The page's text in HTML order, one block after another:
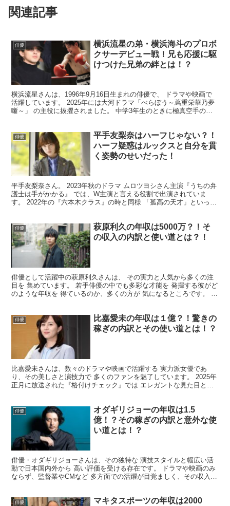
関連記事
俳優
横浜流星の弟・横浜海斗のプロボ
クサーデビュー戦！兄も応援に駆
けつけた兄弟の絆とは！？
​横浜流星さんは、1996年9月16日生まれの俳優で、 ドラマや映画で
活躍しています。 2025年には大河ドラマ「べらぼう～蔦重栄華乃夢
噺～」 の主役に抜擢されました。 ​中学3年生のときに極真空手の世
俳優
平手友梨奈はハーフじゃない？！
ハーフ疑惑はルックスと自分を貫
く姿勢のせいだった！
平手友梨奈さん。 2023年秋のドラマ ムロツヨシさん主演『うちの弁
護士は手がかかる』 では、W主演と言える役割で出演されていま
す。 2022年の『六本木クラス』の時と同様 「孤高の天才」といった
俳優
萩原利久の年収は5000万？！そ
の収入の内訳と使い道とは？！
俳優として活躍中の萩原利久さんは、 その実力と人気から多くの注
目を 集めています。 若手俳優の中でも多彩な才能を 発揮する彼がど
のような年収を 得ているのか、多くの方が 気になるところです。 そ
俳優
比嘉愛未の年収は１億？！驚きの
稼ぎの内訳とその使い道とは！？
比嘉愛未さんは、数々のドラマや映画で活躍する 実力派女優であ
り、その美しさと演技力で 多くのファンを魅了しています。 2025年
正月に放送された『格付けチェック』では エレガントな見た目とは
俳優
オダギリジョーの年収は1.5
億！？その稼ぎの内訳と意外な使
い道とは！？
俳優・オダギリジョーさんは、その独特な 演技スタイルと幅広い活
動で日本国内外から 高い評価を受ける存在です。 ドラマや映画のみ
ならず、監督業やCMなど 多方面での活躍が目覚ましく、その収入は
俳優
マキタスポーツの年収は2000